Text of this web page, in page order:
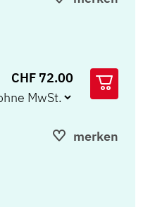
CHF 72.00
merken